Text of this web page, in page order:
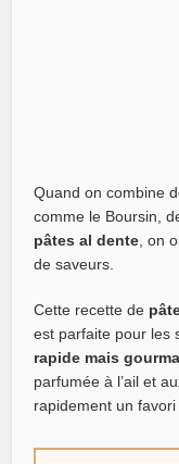
Quand on combine
comme le Boursin,
pâtes al dente , on
de saveurs.
Cette recette de
est parfaite pour les
rapide mais
parfumée à l’ail et
rapidement un